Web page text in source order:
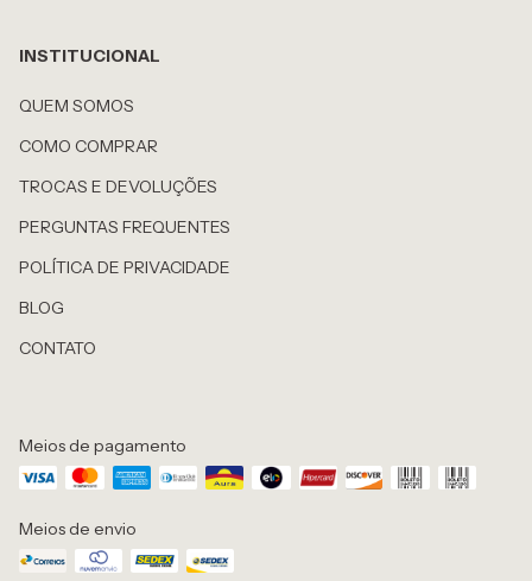
INSTITUCIONAL
QUEM SOMOS
COMO COMPRAR
TROCAS E DEVOLUÇÕES
PERGUNTAS FREQUENTES
POLÍTICA DE PRIVACIDADE
BLOG
CONTATO
Meios de pagamento
Meios de envio